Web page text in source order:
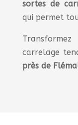
sortes de
qui permet
carrelage
près de